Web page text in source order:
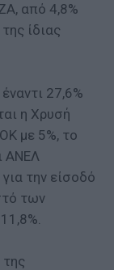
από 4,8%
ίδιας
27,6%
η Χρυσή
με 5%, το
ΑΝΕΛ
την είσοδό
των